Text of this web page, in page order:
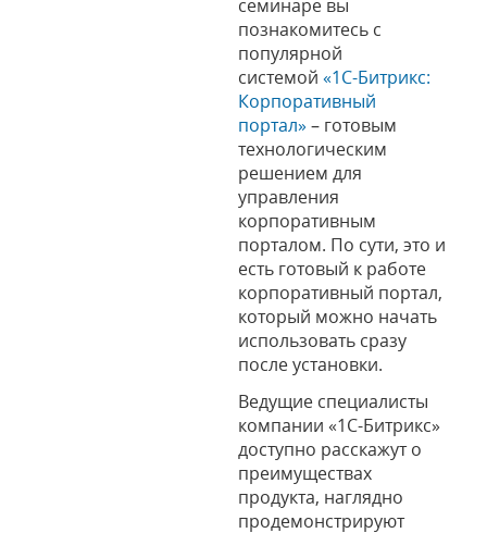
семинаре вы
познакомитесь с
популярной
системой «1С-Битрикс:
Корпоративный
портал» – готовым
технологическим
решением для
управления
корпоративным
порталом. По сути, это и
есть готовый к работе
корпоративный портал,
который можно начать
использовать сразу
после установки.
Ведущие специалисты
компании «1С-Битрикс»
доступно расскажут о
преимуществах
продукта, наглядно
продемонстрируют